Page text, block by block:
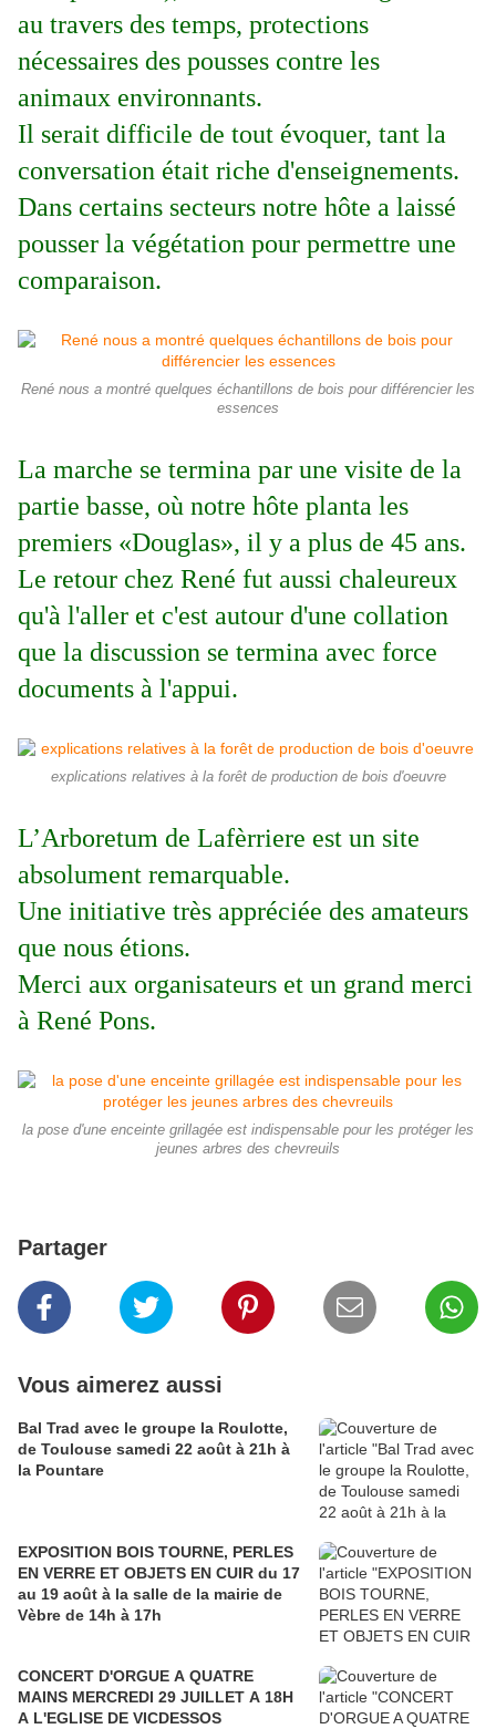
au travers des temps, protections
nécessaires des pousses contre les
animaux environnants.
Il serait difficile de tout évoquer, tant la
conversation était riche d'enseignements.
Dans certains secteurs notre hôte a laissé
pousser la végétation pour permettre une
comparaison.
René nous a montré quelques échantillons de bois pour différencier les
essences
La marche se termina par une visite de la
partie basse, où notre hôte planta les
premiers «Douglas», il y a plus de 45 ans.
Le retour chez René fut aussi chaleureux
qu'à l'aller et c'est autour d'une collation
que la discussion se termina avec force
documents à l'appui.
explications relatives à la forêt de production de bois d'oeuvre
L’Arboretum de Lafèrriere est un site
absolument remarquable.
Une initiative très appréciée des amateurs
que nous étions.
Merci aux organisateurs et un grand merci
à René Pons.
la pose d'une enceinte grillagée est indispensable pour les protéger les
jeunes arbres des chevreuils
Partager
Vous aimerez aussi
Bal Trad avec le groupe la Roulotte,
de Toulouse samedi 22 août à 21h à
la Pountare
EXPOSITION BOIS TOURNE, PERLES
EN VERRE ET OBJETS EN CUIR du 17
au 19 août à la salle de la mairie de
Vèbre de 14h à 17h
CONCERT D'ORGUE A QUATRE
MAINS MERCREDI 29 JUILLET A 18H
A L'EGLISE DE VICDESSOS